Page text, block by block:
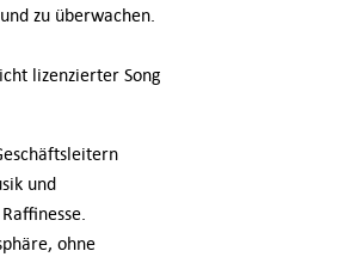
zu überwachen.
lizenzierter Song
und
ohne